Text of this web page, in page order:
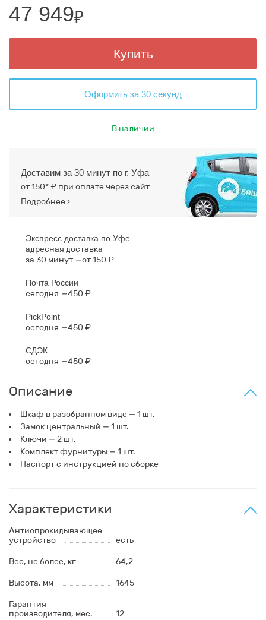
47 949₽
Купить
Оформить за 30 секунд
В наличии
Доставим за 30 минут по г. Уфа
от 150* ₽ при оплате через сайт
Подробнее ›
Экспресс доставка по Уфе
адресная доставка
за 30 минут
от 150 ₽
Почта России
сегодня 450 ₽
PickPoint
сегодня 450 ₽
СДЭК
сегодня 450 ₽
Описание
Шкаф в разобранном виде — 1 шт.
Замок центральный — 1 шт.
Ключи — 2 шт.
Комплект фурнитуры — 1 шт.
Паспорт с инструкцией по сборке
Характеристики
Антиопрокидывающее
устройство
есть
Вес, не более, кг 64,2
Высота, мм 1645
Гарантия
производителя, мес.
12